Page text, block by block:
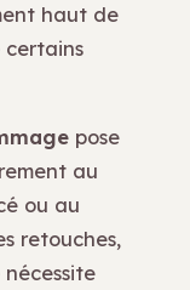
haut de
certains
pose
au
ou au
retouches,